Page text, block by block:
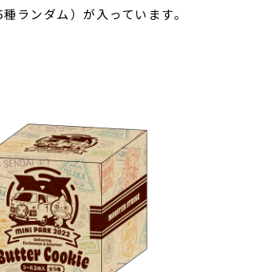
ランダム）が入っています。